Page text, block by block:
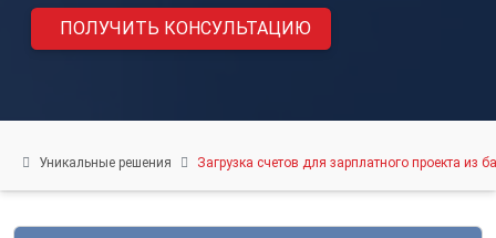
603003
Ефремова,
6
ПОЛУЧИТЬ КОНСУЛЬТАЦИЮ
Уникальные решения Загрузка счетов для зарплатного проекта из